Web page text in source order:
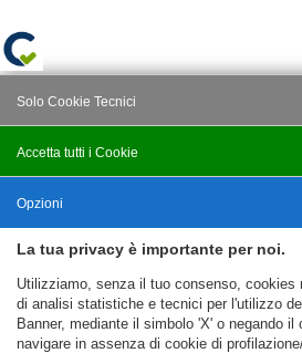
La tua privacy è importante per noi.
Utilizziamo, senza il tuo consenso, cookies
di analisi statistiche e tecnici per l'utilizzo
Banner, mediante il simbolo 'X' o negando
navigare in assenza di cookie di
Accetta tutti i Cookie
Solo Cookie Tecnici
Salva
Opzioni
Nascondi Opzioni